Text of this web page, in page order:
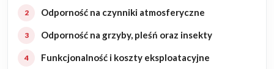
Rezydencje
Odporność na czynniki atmosferyczne
Odporność na grzyby, pleśń oraz insekty
Funkcjonalność i koszty eksploatacyjne